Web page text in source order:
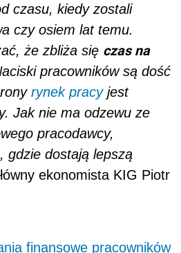
czasu, kiedy zostali
czy osiem lat temu.
że zbliża się czas na
pracowników są dość
rynek pracyjest
Jak nie ma odzewu ze
pracodawcy,
gdzie dostają lepszą
ekonomista KIG Piotr
finansowe pracowników